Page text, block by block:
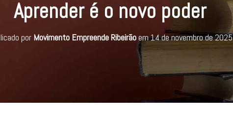
Aprender é o novo poder
por Movimento Empreende Ribeirãoem14 de novembro de 2025